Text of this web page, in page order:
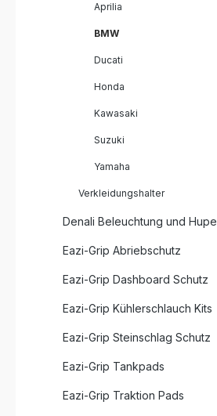
Aprilia
BMW
Ducati
Honda
Kawasaki
Suzuki
Yamaha
Verkleidungshalter
Denali Beleuchtung und Hupe
Eazi-Grip Abriebschutz
Eazi-Grip Dashboard Schutz
Eazi-Grip Kühlerschlauch Kits
Eazi-Grip Steinschlag Schutz
Eazi-Grip Tankpads
Eazi-Grip Traktion Pads